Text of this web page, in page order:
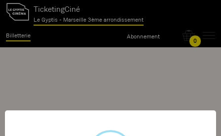
TicketingCiné
Le Gyptis - Marseille 3ème arrondissement
Billetterie Abonnement
0